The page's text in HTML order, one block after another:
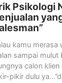
Psikologi
kamu
sampai
calon
pikir dulu